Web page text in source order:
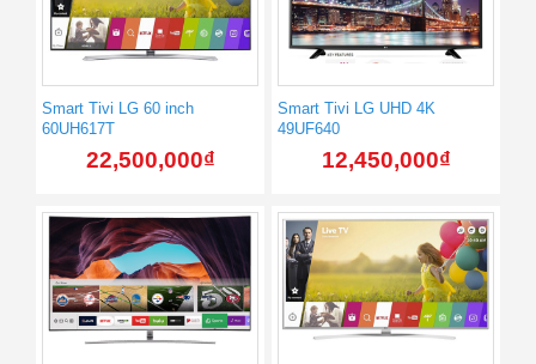
Smart Tivi LG 60 inch
60UH617T
22,500,000₫
Smart Tivi LG UHD 4K
49UF640
12,450,000₫